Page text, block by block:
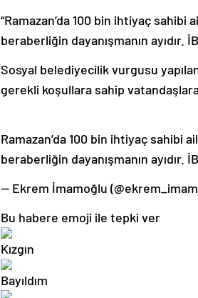
“Ramazan’da 100 bin ihtiyaç
beraberliğin dayanışmanın ayıdır.
Sosyal belediyecilik vurgusu
gerekli koşullara sahip
Ramazan’da 100 bin ihtiyaç sahibi
beraberliğin dayanışmanın ayıdır.
— Ekrem İmamoğlu
Bu habere emoji ile tepki ver